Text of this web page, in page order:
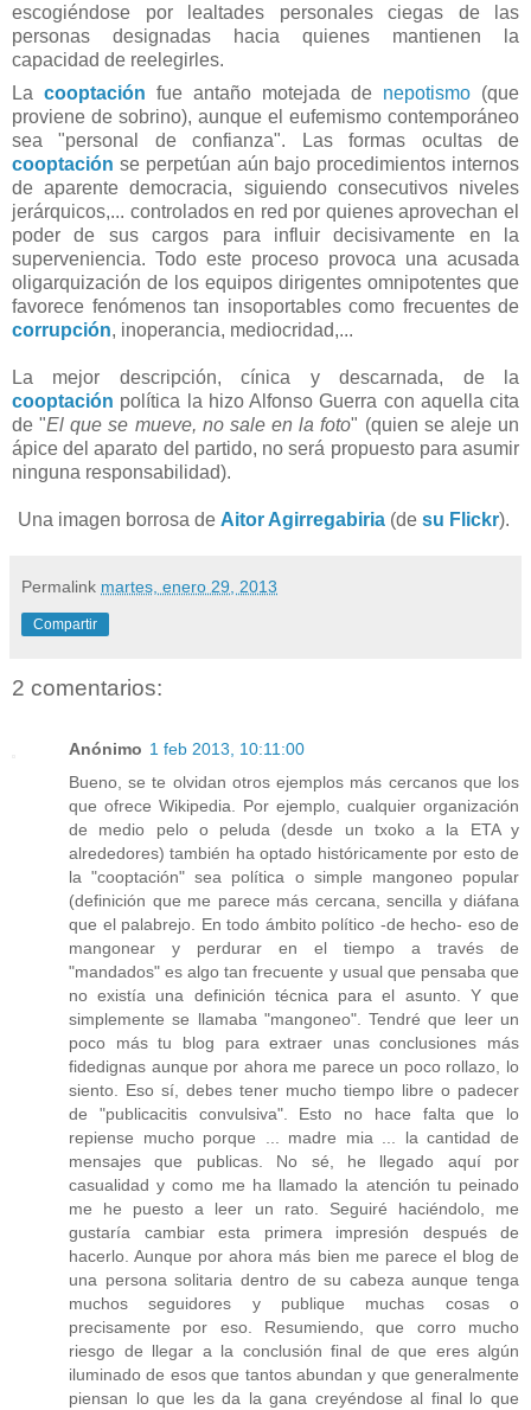
escogiéndose por lealtades personales ciegas de las
personas designadas hacia quienes mantienen la
capacidad de reelegirles.
La cooptación fue antaño motejada de nepotismo (que
proviene de sobrino), aunque el eufemismo contemporáneo
sea "personal de confianza". Las formas ocultas de
cooptación se perpetúan aún bajo procedimientos internos
de aparente democracia, siguiendo consecutivos niveles
jerárquicos,... controlados en red por quienes aprovechan el
poder de sus cargos para influir decisivamente en la
superveniencia. Todo este proceso provoca una acusada
oligarquización de los equipos dirigentes omnipotentes que
favorece fenómenos tan insoportables como frecuentes de
corrupción, inoperancia, mediocridad,...
La mejor descripción, cínica y descarnada, de la
cooptación política la hizo Alfonso Guerra con aquella cita
de "El que se mueve, no sale en la foto" (quien se aleje un
ápice del aparato del partido, no será propuesto para asumir
ninguna responsabilidad).
Una imagen borrosa de Aitor Agirregabiria (de su Flickr).
Permalink martes, enero 29, 2013
Compartir
2 comentarios:
Anónimo 1 feb 2013, 10:11:00
Bueno, se te olvidan otros ejemplos más cercanos que los
que ofrece Wikipedia. Por ejemplo, cualquier organización
de medio pelo o peluda (desde un txoko a la ETA y
alrededores) también ha optado históricamente por esto de
la "cooptación" sea política o simple mangoneo popular
(definición que me parece más cercana, sencilla y diáfana
que el palabrejo. En todo ámbito político -de hecho- eso de
mangonear y perdurar en el tiempo a través de
"mandados" es algo tan frecuente y usual que pensaba que
no existía una definición técnica para el asunto. Y que
simplemente se llamaba "mangoneo". Tendré que leer un
poco más tu blog para extraer unas conclusiones más
fidedignas aunque por ahora me parece un poco rollazo, lo
siento. Eso sí, debes tener mucho tiempo libre o padecer
de "publicacitis convulsiva". Esto no hace falta que lo
repiense mucho porque ... madre mia ... la cantidad de
mensajes que publicas. No sé, he llegado aquí por
casualidad y como me ha llamado la atención tu peinado
me he puesto a leer un rato. Seguiré haciéndolo, me
gustaría cambiar esta primera impresión después de
hacerlo. Aunque por ahora más bien me parece el blog de
una persona solitaria dentro de su cabeza aunque tenga
muchos seguidores y publique muchas cosas o
precisamente por eso. Resumiendo, que corro mucho
riesgo de llegar a la conclusión final de que eres algún
iluminado de esos que tantos abundan y que generalmente
piensan lo que les da la gana creyéndose al final lo que